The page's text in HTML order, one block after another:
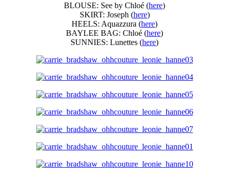
BLOUSE: See by Chloé (here)
SKIRT: Joseph (here)
HEELS: Aquazzura (here)
BAYLEE BAG: Chloé (here)
SUNNIES: Lunettes (here)